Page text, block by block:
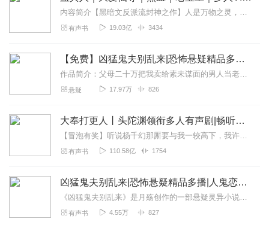
2025-04-27 0
明明是被鬼缠身的惊悚剧情，却因男主“醋王”属性笑出声，
比如他吃活人男配的醋时，主播的吐槽语气超逗。
2025-04-26
FLY梦R
主播的嗓音太适合恐怖氛围了！演绎鬼夫低沉阴冷的声音时
让人后背发凉，但切换到温柔模式又瞬间苏炸，功底深厚。
内容简介【黑暗文反派流封神之作】人是万物之灵，蛊是天地真精。一个穿越者不断重生的故事。一个养蛊、炼蛊、用蛊的奇特世界。配音组（男角色）老宝玉旁白...
有声书 19.03亿 3434
【免费】凶猛鬼夫别乱来|恐怖悬疑精品多播|人鬼恋
作品简介：父母二十万把我卖给素未谋面的男人当老婆。只不过……和公鸡拜堂，被装进棺材，婚房布置的像灵堂，这都是哪里的风俗？原来，我要嫁的不是人！“鬼先生求你放过我...
悬疑 17.97万 826
大奉打更人丨头陀渊领衔多人有声剧|畅听全集|王鹤棣、田曦薇主演影视剧原著|卖报小郎君
【冒泡有奖】听说杨千幻那厮要与我一较高下，我许七安要开始装叉了！快进入声音播放页戳下方输入框，冒个泡偷偷告诉我，我要用哪些诗词才能胜过他？说得好的，有赏！202...
有声书 110.58亿 1754
凶猛鬼夫别乱来|恐怖悬疑精品多播|人鬼恋永久免费
《凶猛鬼夫别乱来》是月殇创作的一部悬疑灵异小说，讲述了女主角杨汐在目睹前夫出轨后，一气之下连夜跑回老家，却意外卷入一系列灵异事件的故事。在回老家的路上，杨汐遭遇...
有声书 4.55万 827